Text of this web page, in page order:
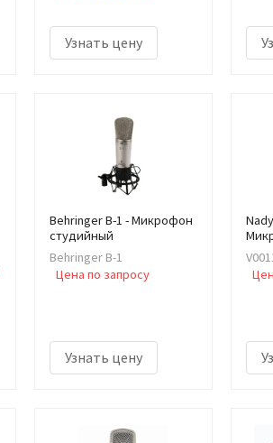
Узнать цену
Behringer B-1 - Микрофон
студийный
Behringer B-1
Цена по запросу
Узнать цену